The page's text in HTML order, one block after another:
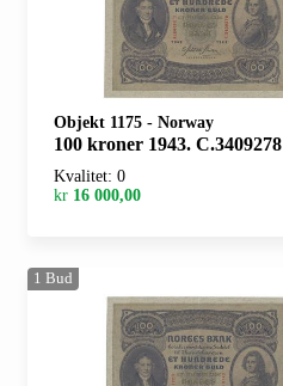
Objekt 1175 - Norway
100 kroner 1943. C.3409278
Kvalitet: 0
kr 16 000,00
1 Bud